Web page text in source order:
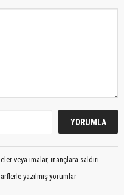
veya imalar, inançlara saldırı
yazılmış yorumlar